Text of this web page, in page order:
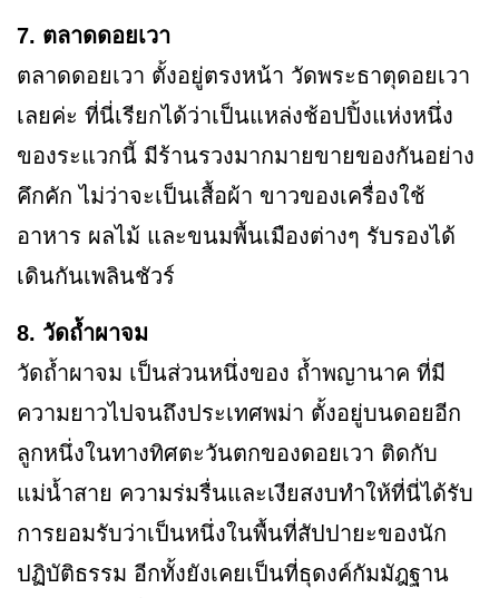
7. ตลาดดอยเวา
ตลาดดอยเวา ตั้งอยู่ตรงหน้า วัดพระธาตุดอยเวา
เลยค่ะ ที่นี่เรียกได้ว่าเป็นแหล่งช้อปปิ้งแห่งหนึ่ง
ของระแวกนี้ มีร้านรวงมากมายขายของกันอย่าง
คึกคัก ไม่ว่าจะเป็นเสื้อผ้า ขาวของเครื่องใช้
อาหาร ผลไม้ และขนมพื้นเมืองต่างๆ รับรองได้
เดินกันเพลินชัวร์
8. วัดถ้ำผาจม
วัดถ้ำผาจม เป็นส่วนหนึ่งของ ถ้ำพญานาค ที่มี
ความยาวไปจนถึงประเทศพม่า ตั้งอยู่บนดอยอีก
ลูกหนึ่งในทางทิศตะวันตกของดอยเวา ติดกับ
แม่น้ำสาย ความร่มรื่นและเงียสงบทำให้ที่นี่ได้รับ
การยอมรับว่าเป็นหนึ่งในพื้นที่สัปปายะของนัก
ปฏิบัติธรรม อีกทั้งยังเคยเป็นที่ธุดงค์กัมมัฎฐาน